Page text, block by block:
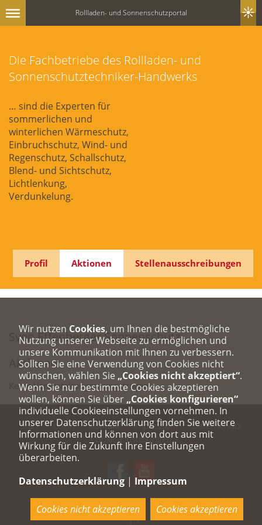
Rollladen- und Sonnenschutzportal
Die Fachbetriebe des Rollladen- und
Sonnenschutztechniker-Handwerks
… sind die Experten für
sommerlichen und
winterlichen Wärmeschutz,
Einbruchschutz, Wind- und
Regenschutz, Schallschutz,
Blend- und Sichtschutz,
Lichtlenkung,
Verdunkelung.
Profil Aktionen Stellenausschreibungen
Sven Effenberger Sonnenschutz
Aktionen
Keine Veranstaltungen eingetragen.
Start Login Kontakt Impressum
Datenschutz
Cookie-Einstellungen
Wir nutzen Cookies, um Ihnen die bestmögliche
Nutzung unserer Webseite zu ermöglichen und
unsere Kommunikation mit Ihnen zu verbessern.
Sollten Sie eine Verwendung von Cookies nicht
wünschen, wählen Sie „Cookies nicht akzeptiert“.
Wenn Sie nur bestimmte Cookies akzeptieren
wollen, können Sie über „Cookies konfigurieren“
individuelle Cookieeinstellungen vornehmen. In
unserer Datenschutzerklärung finden Sie weitere
Informationen und können von dort aus mit
Wirkung für die Zukunft Ihre Einstellungen
überarbeiten.
Datenschutzerklärung | Impressum
Cookies nicht akzeptieren Cookies akzeptieren